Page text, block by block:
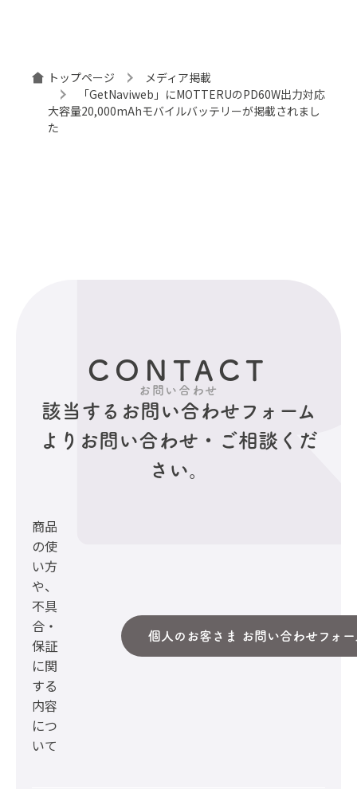
トップページ
メディア掲載
「GetNaviweb」にMOTTERUのPD60W出力対応
大容量20,000mAhモバイルバッテリーが掲載されまし
た
CONTACT
お問い合わせ
該当するお問い合わせフォーム
より お問い合わせ・ご相談くだ
さい。
商品
の使
い方
や、
不具
合・
保証
に関
する
内容
につ
いて
個人のお客さま お問い合わせフォー